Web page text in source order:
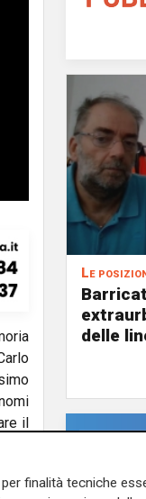
il
Le
delle
finalità tecniche